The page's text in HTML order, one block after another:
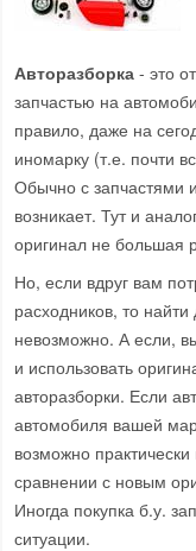
Авторазборка - это
запчастью на
правило, даже на
иномарку (т.е. почти
Обычно с запчастями
возникает. Тут и
оригинал не большая
Но, если вдруг вам
расходников, то
невозможно. А если,
и использовать
авторазборки. Если
автомобиля вашей
возможно
сравнении с новым
Иногда покупка б.у.
ситуации.